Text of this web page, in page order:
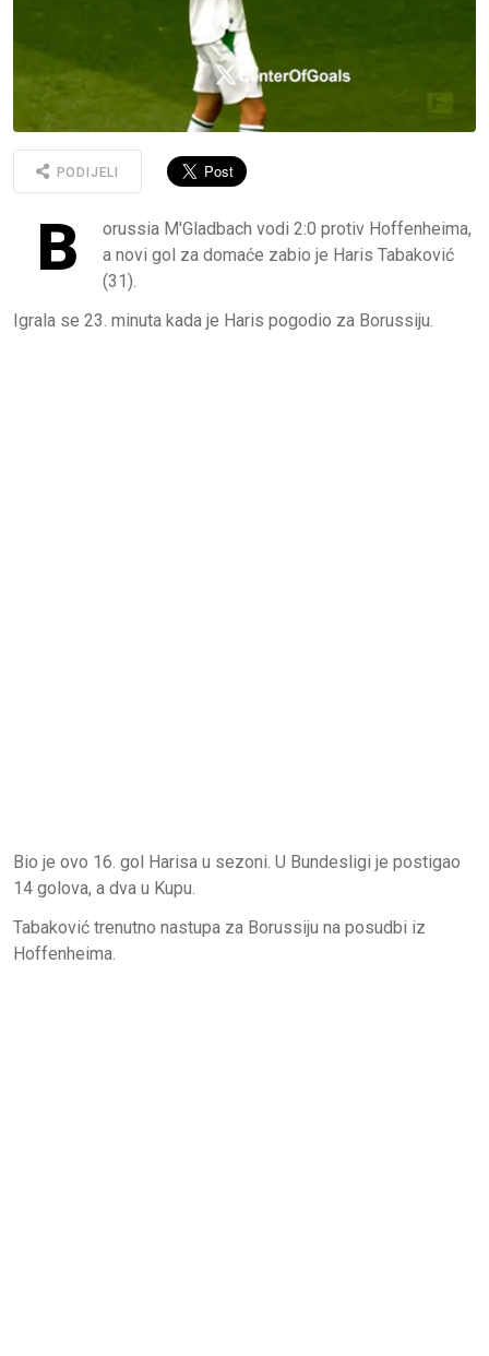
PODIJELI
B
orussia M'Gladbach vodi 2:0 protiv Hoffenheima,
a novi gol za domaće zabio je Haris Tabaković
(31).
Igrala se 23. minuta kada je Haris pogodio za Borussiju.
Bio je ovo 16. gol Harisa u sezoni. U Bundesligi je postigao
14 golova, a dva u Kupu.
Tabaković trenutno nastupa za Borussiju na posudbi iz
Hoffenheima.